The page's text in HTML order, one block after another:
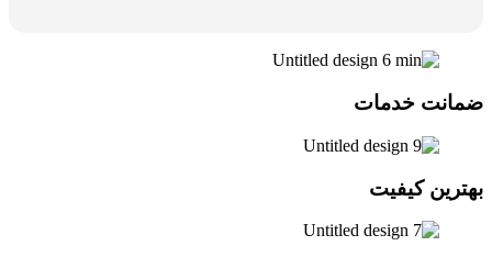
ضمانت خدمات
بهترین کیفیت